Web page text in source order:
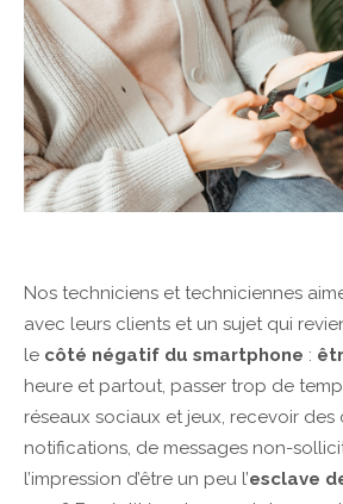
Nos techniciens et techniciennes
avec leurs clients et un sujet qui
le côté négatif du smartphone :
heure et partout, passer trop de
réseaux sociaux et jeux, recevoir des
notifications, de messages non-
l’impression d’être un peu l’esclave